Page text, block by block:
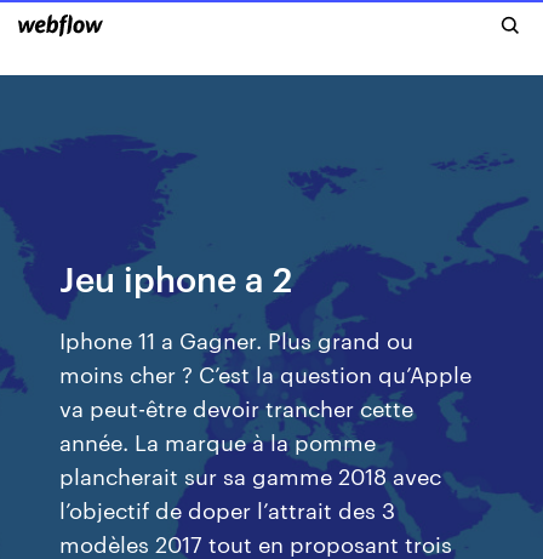
Jeu iphone a 2
Iphone 11 a Gagner. Plus grand ou
moins cher ? C’est la question qu’Apple
va peut-être devoir trancher cette
année. La marque à la pomme
plancherait sur sa gamme 2018 avec
l’objectif de doper l’attrait des 3
modèles 2017 tout en proposant trois